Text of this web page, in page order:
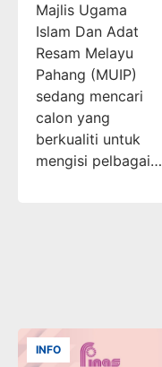
Majlis Ugama
Islam Dan Adat
Resam Melayu
Pahang (MUIP)
sedang mencari
calon yang
berkualiti untuk
mengisi pelbagai…
INFO